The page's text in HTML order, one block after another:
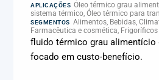
APLICAÇÕES Óleo térmico grau
sistema térmico, Óleo térmico para
Transferência térmica
SEGMENTOS Alimentos, Bebidas,
Farmacêutica e cosmética,
Panificação, Plásticos e borracha,
Supermercados e refrigeração
fluido térmico grau alimentício
focado em custo-benefício.